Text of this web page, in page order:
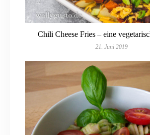
Chili Cheese Fries – eine
21. Juni 2019